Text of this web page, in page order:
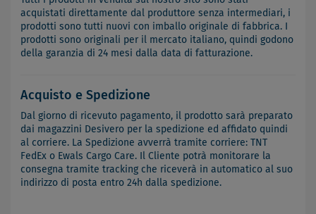
acquistati direttamente dal produttore senza intermediari, i
prodotti sono tutti nuovi con imballo originale di fabbrica. I
prodotti sono originali per il mercato italiano, quindi godono
della garanzia di 24 mesi dalla data di fatturazione.
Acquisto e Spedizione
Dal giorno di ricevuto pagamento, il prodotto sarà preparato
dai magazzini Desivero per la spedizione ed affidato quindi
al corriere. La Spedizione avverrà tramite corriere: TNT
FedEx o Ewals Cargo Care. Il Cliente potrà monitorare la
consegna tramite tracking che riceverà in automatico al suo
indirizzo di posta entro 24h dalla spedizione.